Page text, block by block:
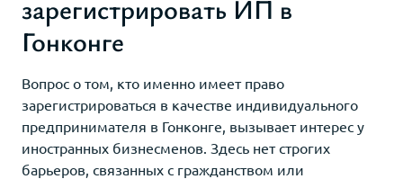
зарегистрировать ИП в
Гонконге
Вопрос о том, кто именно имеет право
зарегистрироваться в качестве индивидуального
предпринимателя в Гонконге, вызывает интерес у
иностранных бизнесменов. Здесь нет строгих
барьеров, связанных с гражданством или